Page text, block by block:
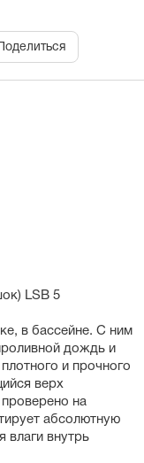
Поделиться
LSB 5
в бассейне. С ним
дождь и
и прочного
верх
на
абсолютную
влаги внутрь